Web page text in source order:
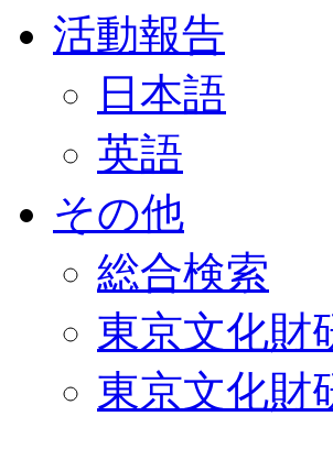
活動報告
日本語
英語
その他
総合検索
東京文化財
東京文化財